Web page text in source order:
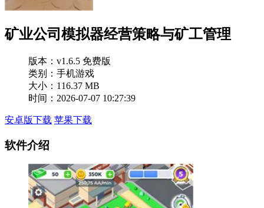
矿业公司模拟器经营策略与矿工管理
版本： v1.6.5 免费版
类别：手机游戏
大小：116.37 MB
时间：2026-07-07 10:27:39
安卓版下载 苹果下载
软件介绍